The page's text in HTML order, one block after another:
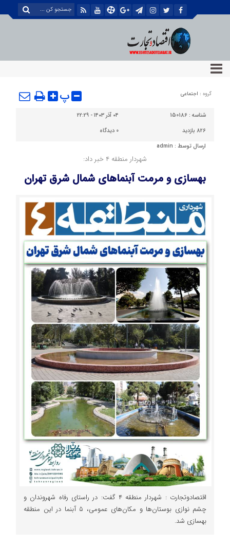
گروه : اجتماعی پ
شناسه : 150186
۰۴ آذر ۱۴۰۳ - ۲۲:۲۹
826 بازدید
0 دیدگاه
ارسال توسط : admin
شهردار منطقه ۴ خبر داد:
بهسازی و مرمت آبنماهای شمال شرق تهران
اقتصادوتجارت : شهردار منطقه ۴ گفت: در راستای رفاه شهروندان و
چشم نوازی بوستان‌ها و مکان‌های عمومی، ۵ آبنما در این منطقه
بهسازی شد.